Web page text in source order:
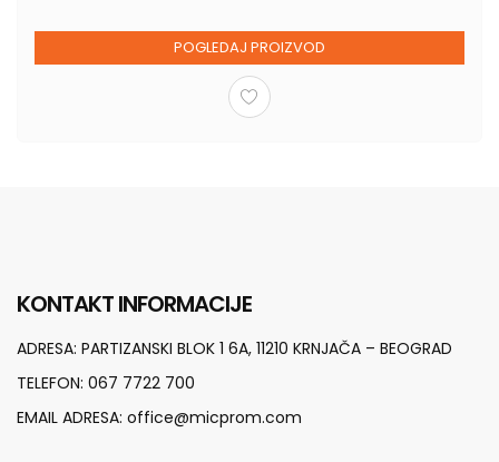
POGLEDAJ PROIZVOD
KONTAKT INFORMACIJE
ADRESA: PARTIZANSKI BLOK 1 6A, 11210 KRNJAČA – BEOGRAD
TELEFON: 067 7722 700
EMAIL ADRESA: office@micprom.com